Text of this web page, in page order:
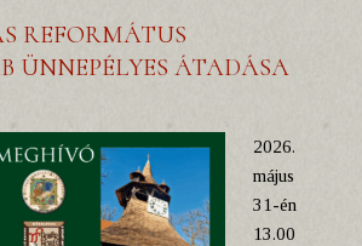
REFORMÁTUS
ÜNNEPÉLYES ÁTADÁSA
2026.
május
31-én
13.00